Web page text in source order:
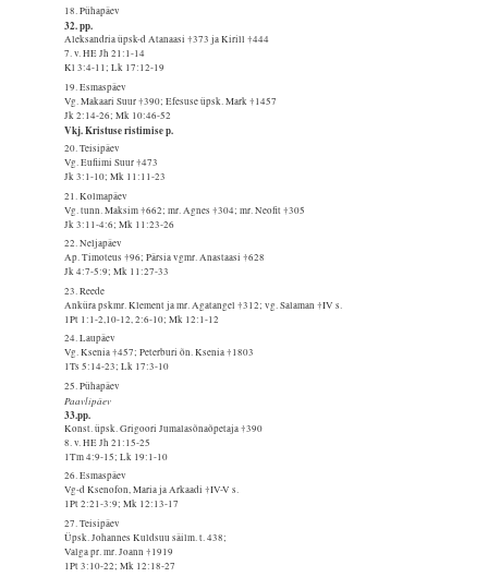
18. Pühapäev
32. pp.
Aleksandria üpsk-d Atanaasi †373 ja Kirill †444
7. v. HE Jh 21:1-14
Kl 3:4-11; Lk 17:12-19
19. Esmaspäev
Vg. Makaari Suur †390; Efesuse üpsk. Mark †1457
Jk 2:14-26; Mk 10:46-52
Vkj. Kristuse ristimise p.
20. Teisipäev
Vg. Eufiimi Suur †473
Jk 3:1-10; Mk 11:11-23
21. Kolmapäev
Vg. tunn. Maksim †662; mr. Agnes †304; mr. Neofit †305
Jk 3:11-4:6; Mk 11:23-26
22. Neljapäev
Ap. Timoteus †96; Pärsia vgmr. Anastaasi †628
Jk 4:7-5:9; Mk 11:27-33
23. Reede
Anküra pskmr. Klement ja mr. Agatangel †312; vg. Salaman †IV s.
1Pt 1:1-2,10-12, 2:6-10; Mk 12:1-12
24. Laupäev
Vg. Ksenia †457; Peterburi õn. Ksenia †1803
1Ts 5:14-23; Lk 17:3-10
25. Pühapäev
Paavlipäev
33.pp.
Konst. üpsk. Grigoori Jumalasõnaõpetaja †390
8. v. HE Jh 21:15-25
1Tm 4:9-15; Lk 19:1-10
26. Esmaspäev
Vg-d Ksenofon, Maria ja Arkaadi †IV-V s.
1Pt 2:21-3:9; Mk 12:13-17
27. Teisipäev
Üpsk. Johannes Kuldsuu säilm. t. 438;
Valga pr. mr. Joann †1919
1Pt 3:10-22; Mk 12:18-27